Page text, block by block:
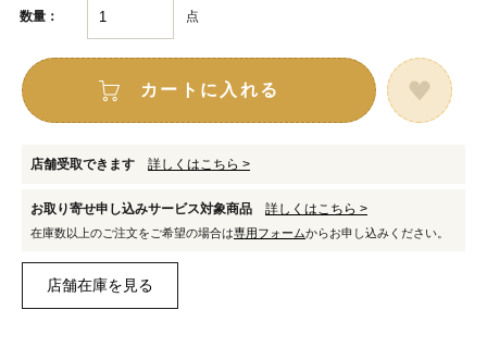
数量： 点
カートに入れる
店舗受取できます 詳しくはこちら >
お取り寄せ申し込みサービス対象商品 詳しくはこちら >
在庫数以上のご注文をご希望の場合は専用フォームからお申し込みください。